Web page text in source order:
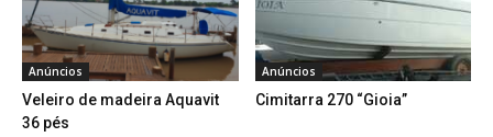
Anúncios
Veleiro de madeira Aquavit
36 pés
Anúncios
Cimitarra 270 “Gioia”